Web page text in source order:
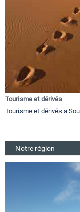
Tourisme et dérivés
Tourisme et dérivés a
Notre région